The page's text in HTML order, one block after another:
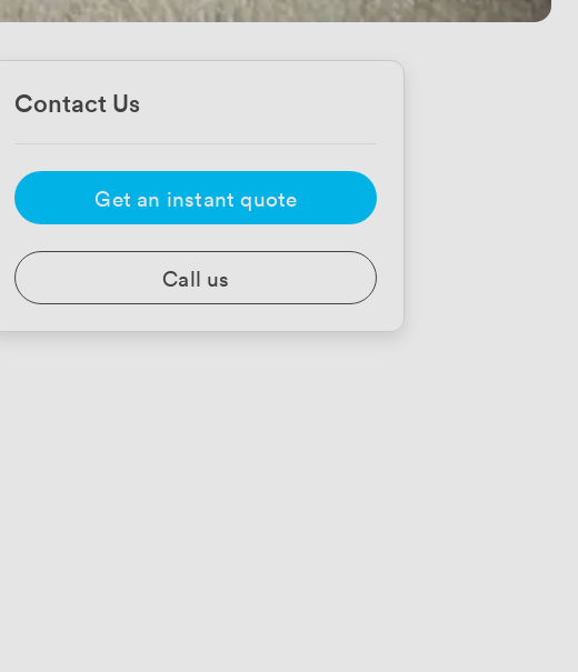
Contact Us
Get an instant quote
Call us